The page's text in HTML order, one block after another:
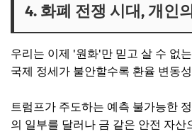
4. 화폐 전쟁 시대, 개인
우리는 이제 '원화'만 믿고 살 수 없
국제 정세가 불안할수록 환율 변동
트럼프가 주도하는 예측 불가능한
의 일부를 달러나 금 같은 안전 자산